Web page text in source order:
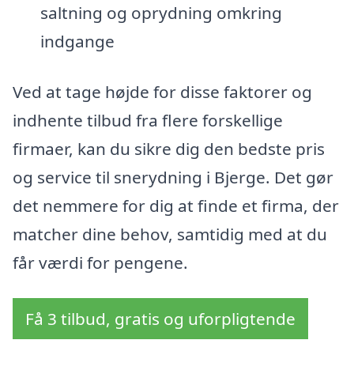
saltning og oprydning omkring
indgange
Ved at tage højde for disse faktorer og
indhente tilbud fra flere forskellige
firmaer, kan du sikre dig den bedste pris
og service til snerydning i Bjerge. Det gør
det nemmere for dig at finde et firma, der
matcher dine behov, samtidig med at du
får værdi for pengene.
Få 3 tilbud, gratis og uforpligtende